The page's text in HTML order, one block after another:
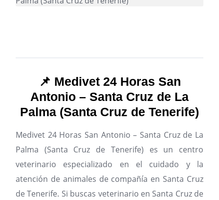
📌 Medivet 24 Horas San
Antonio – Santa Cruz de La
Palma (Santa Cruz de Tenerife)
Medivet 24 Horas San Antonio – Santa Cruz de La
Palma (Santa Cruz de Tenerife) es un centro
veterinario especializado en el cuidado y la
atención de animales de compañía en Santa Cruz
de Tenerife. Si buscas veterinario en Santa Cruz de